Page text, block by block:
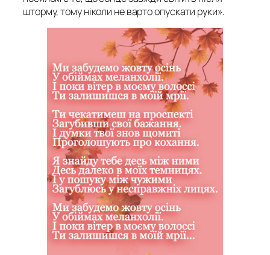
шторму, тому ніколи не варто опускати руки».